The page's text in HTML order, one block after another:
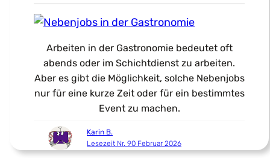
Arbeiten in der Gastronomie bedeutet oft
abends oder im Schichtdienst zu arbeiten.
Aber es gibt die Möglichkeit, solche Nebenjobs
nur für eine kurze Zeit oder für ein bestimmtes
Event zu machen.
Karin B.
Lesezeit Nr. 90 Februar 2026